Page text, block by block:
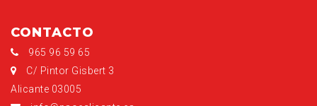
CONTACTO
965 96 59 65
C/ Pintor Gisbert 3
Alicante 03005